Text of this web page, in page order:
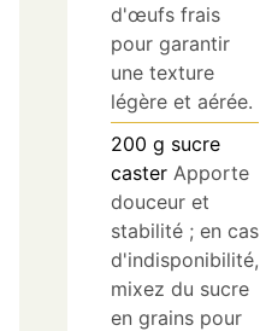
d'œufs frais
pour garantir
une texture
légère et aérée.
200 g sucre
caster Apporte
douceur et
stabilité ; en cas
d'indisponibilité,
mixez du sucre
en grains pour